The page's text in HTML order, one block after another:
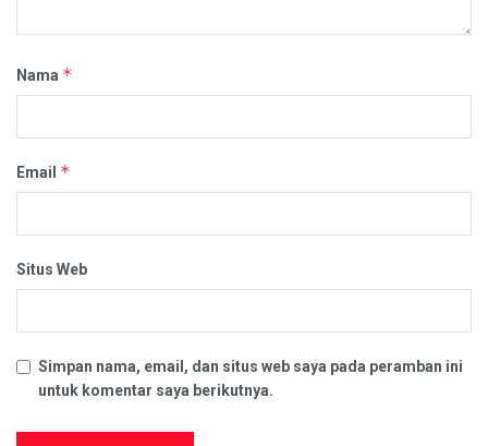
Nama *
Email *
Situs Web
Simpan nama, email, dan situs web saya pada peramban ini
untuk komentar saya berikutnya.